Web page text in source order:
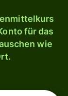
für das
wie